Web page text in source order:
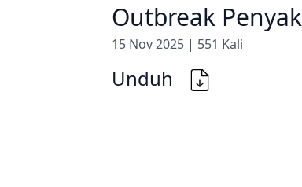
Outbreak
15 Nov 2025 | 551 Kali
Unduh